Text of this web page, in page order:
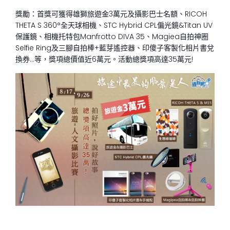
獎勵：首獎可獲得雄獅旅遊金3萬元及攝影巴士名額、RICOH
THETA S 360°全天球相機、STC Hybrid CPL偏光鏡&Titan UV
保護鏡、相機托特包Manfrotto DIVA 35、Magiea自拍神圈
Selfie Ring及三腳自拍棒+藍芽遙控器、印傻子客製化相片書兌
換券…等，獎項總價值近6萬元。活動總獎項高達35萬元!